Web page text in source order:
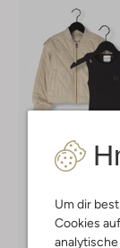
Um dir
Cookies